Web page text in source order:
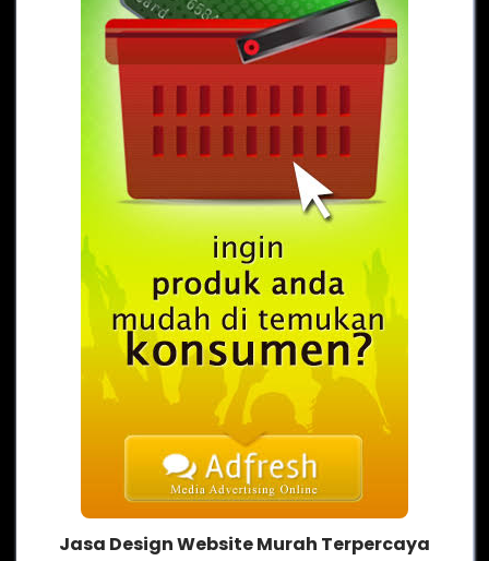
Jasa Design Website Murah Terpercaya